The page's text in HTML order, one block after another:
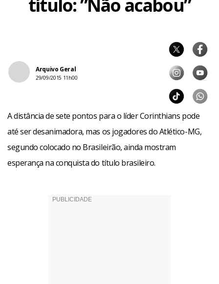
título: ”Não acabou”
Arquivo Geral
29/09/2015 11h00
A distância de sete pontos para o líder Corinthians pode
até ser desanimadora, mas os jogadores do Atlético-MG,
segundo colocado no Brasileirão, ainda mostram
esperança na conquista do título brasileiro.